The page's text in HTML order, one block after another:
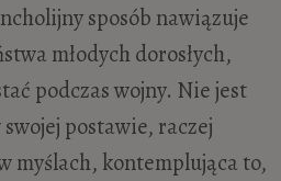
sposób nawiązuje
młodych dorosłych,
podczas wojny. Nie jest
postawie, raczej
myślach, kontemplująca to,